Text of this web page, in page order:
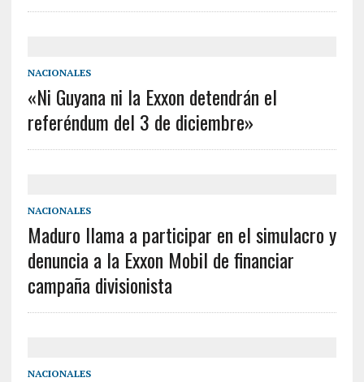
NACIONALES
«Ni Guyana ni la Exxon detendrán el
referéndum del 3 de diciembre»
NACIONALES
Maduro llama a participar en el simulacro y
denuncia a la Exxon Mobil de financiar
campaña divisionista
NACIONALES